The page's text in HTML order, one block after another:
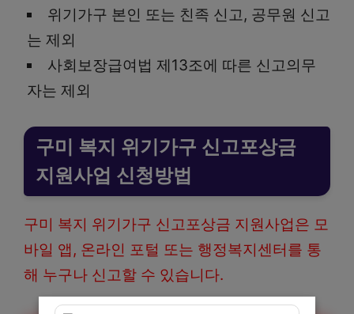
위기가구 본인 또는 친족 신고, 공무원 신고
는 제외
사회보장급여법 제13조에 따른 신고의무
자는 제외
구미 복지 위기가구 신고포상금
지원사업 신청방법
구미 복지 위기가구 신고포상금 지원사업은 모
바일 앱, 온라인 포털 또는 행정복지센터를 통
해 누구나 신고할 수 있습니다.